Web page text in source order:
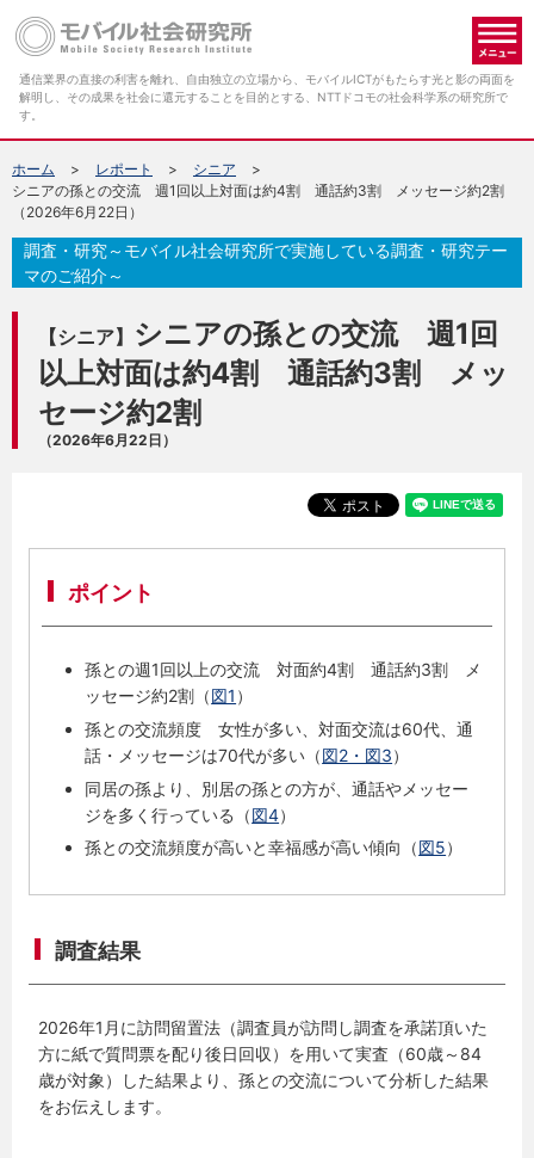
通信業界の直接の利害を離れ、自由独立の立場から、モバイルICTがもたらす光と影の両面を
解明し、その成果を社会に還元することを目的とする、NTTドコモの社会科学系の研究所で
す。
ホーム レポート
シニア
シニアの孫との交流 週1回以上対面は約4割 通話約3割 メッセージ約2割
（2026年6月22日）
【シニア】 シニアの孫との交流 週1回
以上対面は約4割 通話約3割 メッ
セージ約2割
（2026年6月22日）
調査・研究～モバイル社会研究所で実施している調査・研究テー
マのご紹介～
ポイント
孫との週1回以上の交流 対面約4割 通話約3割 メ
ッセージ約2割（図1 ）
孫との交流頻度 女性が多い、対面交流は60代、通
話・メッセージは70代が多い（図2・図3）
同居の孫より、別居の孫との方が、通話やメッセー
ジを多く行っている（図4）
孫との交流頻度が高いと幸福感が高い傾向（図5）
調査結果
2026年1月に訪問留置法（調査員が訪問し調査を承諾頂いた
方に紙で質問票を配り後日回収）を用いて実査（60歳～84
歳が対象）した結果より、孫との交流について分析した結果
をお伝えします。